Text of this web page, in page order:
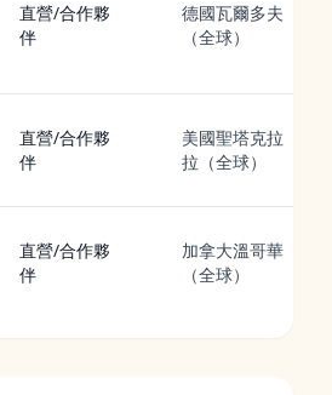
直營/合作夥
伴
德國瓦爾多夫
（全球）
直營/合作夥
伴
美國聖塔克拉
拉（全球）
直營/合作夥
伴
加拿大溫哥華
（全球）